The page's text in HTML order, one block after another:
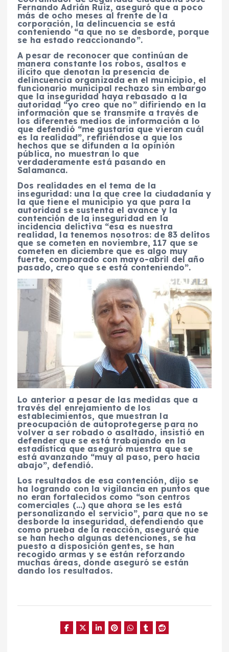
Fernando Adrián Ruiz, aseguró que a poco
más de ocho meses al frente de la
corporación, la delincuencia se está
conteniendo “a que no se desborde, porque
se ha estado reaccionando”.
A pesar de reconocer que continúan de
manera constante los robos, asaltos e
ilícito que denotan la presencia de
delincuencia organizada en el municipio, el
funcionario municipal rechazo sin embargo
que la inseguridad haya rebasado a la
autoridad “yo creo que no” difiriendo en la
información que se transmite a través de
los diferentes medios de información a lo
que defendió “me gustaría que vieran cuál
es la realidad”, refiriéndose a que los
hechos que se difunden a la opinión
pública, no muestran lo que
verdaderamente está pasando en
Salamanca.
Dos realidades en el tema de la
inseguridad: una la que cree la ciudadanía y
la que tiene el municipio ya que para la
autoridad se sustenta el avance y la
contención de la inseguridad en la
incidencia delictiva “esa es nuestra
realidad, la tenemos nosotros: de 83 delitos
que se cometen en noviembre, 117 que se
cometen en diciembre que es algo muy
fuerte, comparado con mayo-abril del año
pasado, creo que se está conteniendo”.
Lo anterior a pesar de las medidas que a
través del enrejamiento de los
establecimientos, que muestran la
preocupación de autoprotegerse para no
volver a ser robado o asaltado, insistió en
defender que se está trabajando en la
estadística que aseguró muestra que se
está avanzando “muy al paso, pero hacia
abajo”, defendió.
Los resultados de esa contención, dijo se
ha logrando con la vigilancia en puntos que
no eran fortalecidos como “son centros
comerciales (…) que ahora se les está
personalizando el servicio”, para que no se
desborde la inseguridad, defendiendo que
como prueba de la reacción, aseguró que
se han hecho algunas detenciones, se ha
puesto a disposición gentes, se han
recogido armas y se están reforzando
muchas áreas, donde aseguró se están
dando los resultados.